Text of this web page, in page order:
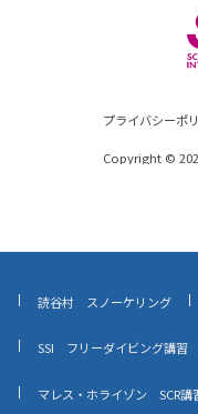
プライバシーポ
Copyright ©
読谷村 スノーケリング
SSI フリーダイビング講習
マレス・ホライゾン SCR講